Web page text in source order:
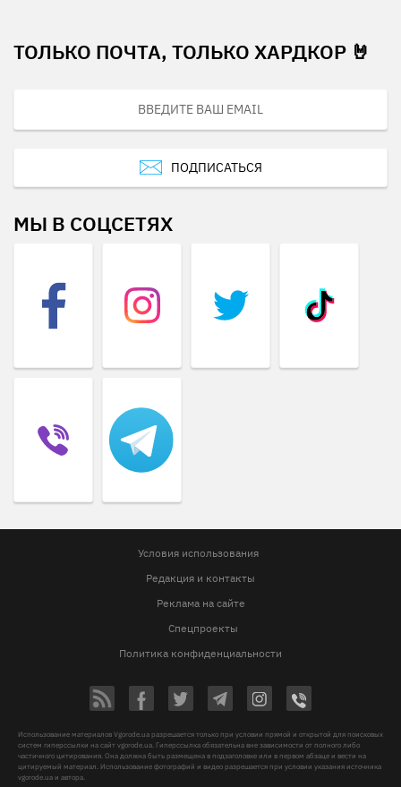
ТОЛЬКО ПОЧТА, ТОЛЬКО ХАРДКОР 🤘
ПОДПИСАТЬСЯ
МЫ В СОЦСЕТЯХ
Условия использования
Редакция и контакты
Реклама на сайте
Спецпроекты
Политика конфиденциальности
Использование материалов Vgorode.ua разрешается только при условии прямой и открытой для поисковых
систем гиперссылки на сайт vgorode.ua. Гиперссылка обязательна вне зависимости от полного либо
частичного цитирования. Она должна быть размещена в подзаголовке или в первом абзаце и вести на
цитируемый материал. Использование фотографий и видео разрешается при условии указания источника
vgorode.ua и автора.